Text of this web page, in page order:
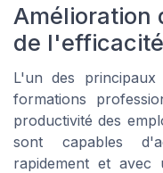
Amélioration
de l'efficacité
L'un des principaux
formations
productivité des
sont capables
rapidement et avec